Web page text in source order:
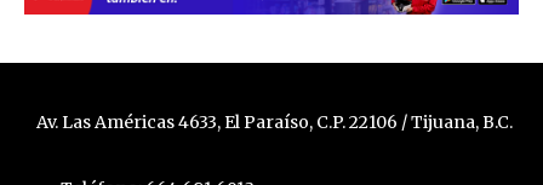
Av. Las Américas 4633, El Paraíso, C.P. 22106 / Tijuana, B.C.